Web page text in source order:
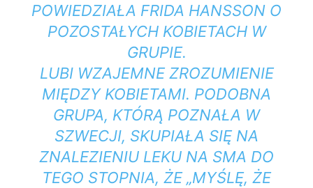
POWIEDZIAŁA FRIDA HANSSON O
POZOSTAŁYCH KOBIETACH W
GRUPIE.
LUBI WZAJEMNE ZROZUMIENIE
MIĘDZY KOBIETAMI. PODOBNA
GRUPA, KTÓRĄ POZNAŁA W
SZWECJI, SKUPIAŁA SIĘ NA
ZNALEZIENIU LEKU NA SMA DO
TEGO STOPNIA, ŻE ​​„MYŚLĘ, ŻE